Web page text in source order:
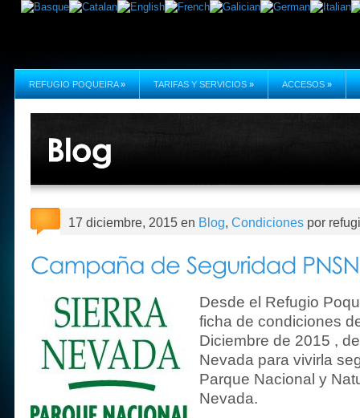
REFUGIO POQUEIRA » TARIFAS Y SERVICIOS » ACCESOS »
17 diciembre, 2015 en Blog, Condiciones por
Desde el Refugio
ficha de condiciones
Diciembre de 2015 ,
Nevada para vivirla
Parque Nacional y
Nevada.